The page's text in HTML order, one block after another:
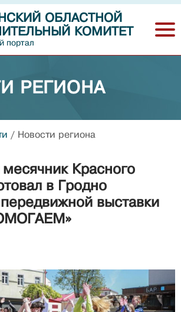
ОБЛАСТНОЙ
КОМИТЕТ
портал
РЕГИОНА
/ Новости региона
Красного
в Гродно
выставки